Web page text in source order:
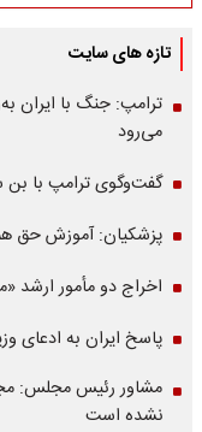
تازه های سایت
ترامپ: جنگ با ایران
می‌رود
گفت‌وگوی ترامپ با بن
پزشکیان: آموزش حق
اخراج دو مأمور ارشد
پاسخ ایران به ادعای
مشاور رئیس مجلس:
نشده است